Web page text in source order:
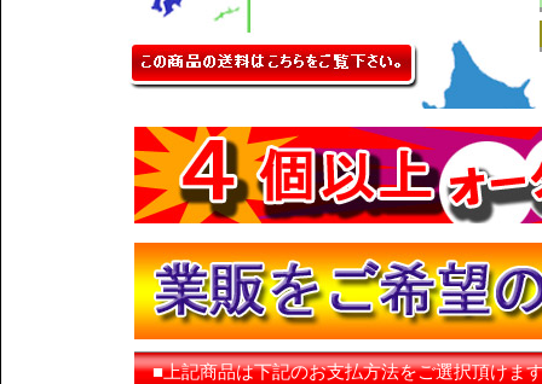
■上記商品は下記のお支払方法をご選択頂けま